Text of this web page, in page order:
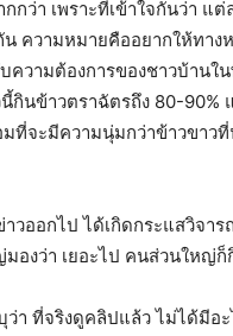
กว่า เพราะที่เข้าใจกันว่า แ
ความหมายคืออยากให้ทาง
ความต้องการของชาวบ้านใ
กินข้าวตราฉัตรถึง 80-90%
ที่จะมีความนุ่มกว่าข้าวขาว
าวออกไป ได้เกิดกระแสวิจา
มองว่า เยอะไป คนส่วนใหญ่
ว่า ที่จริงดูคลิปแล้ว ไม่ได้มีอ